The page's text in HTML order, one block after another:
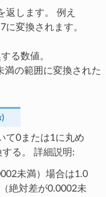
返します。 例え
に変換されます。
る数値。
満の範囲に変換された
)
て0または1に丸め
る。 詳細説明:
未満）場合は1.0
絶対差が0.0002未